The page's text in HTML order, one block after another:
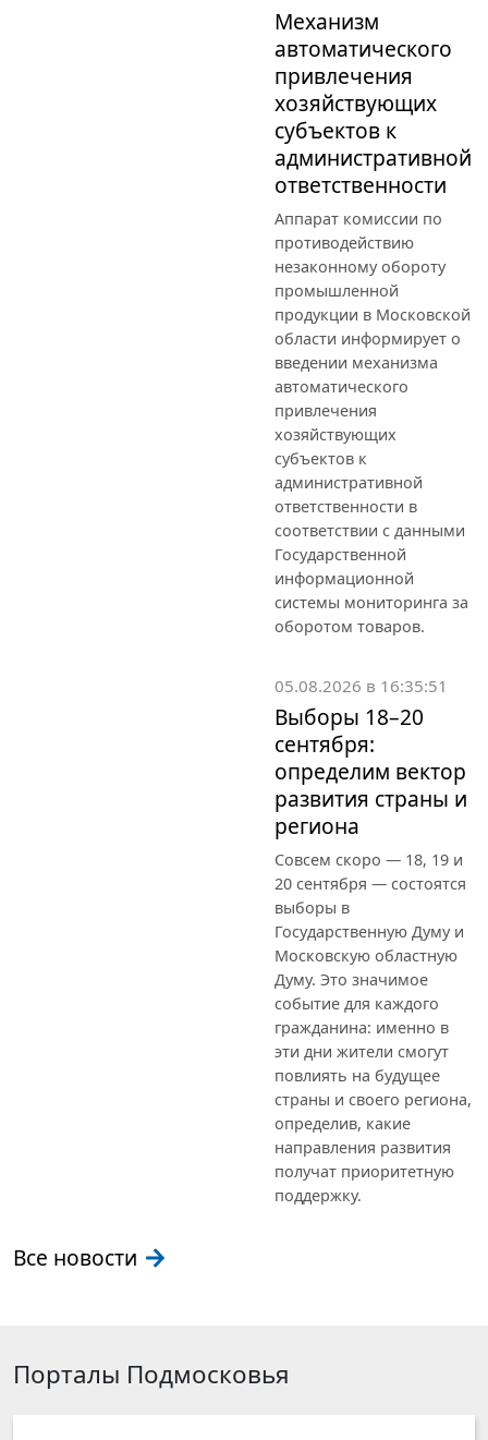
Механизм
автоматического
привлечения
хозяйствующих
субъектов к
административной
ответственности
Аппарат комиссии по
противодействию
незаконному обороту
промышленной
продукции в Московской
области информирует о
введении механизма
автоматического
привлечения
хозяйствующих
субъектов к
административной
ответственности в
соответствии с данными
Государственной
информационной
системы мониторинга за
оборотом товаров.
05.08.2026 в 16:35:51
Выборы 18–20
сентября:
определим вектор
развития страны и
региона
Совсем скоро — 18, 19 и
20 сентября — состоятся
выборы в
Государственную Думу и
Московскую областную
Думу. Это значимое
событие для каждого
гражданина: именно в
эти дни жители смогут
повлиять на будущее
страны и своего региона,
определив, какие
направления развития
получат приоритетную
поддержку.
Все новости
Порталы Подмосковья